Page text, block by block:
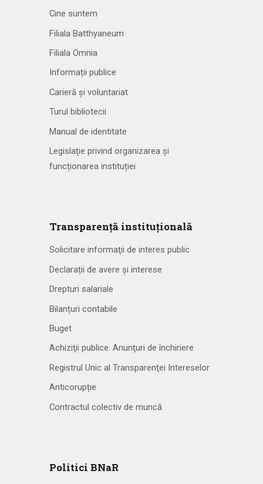
Cine suntem
Filiala Batthyaneum
Filiala Omnia
Informații publice
Carieră și voluntariat
Turul bibliotecii
Manual de identitate
Legislație privind organizarea și
funcționarea instituției
Transparență instituțională
Solicitare informaţii de interes public
Declarații de avere și interese
Drepturi salariale
Bilanțuri contabile
Buget
Achiziţii publice. Anunţuri de închiriere
Registrul Unic al Transparenţei Intereselor
Anticorupție
Contractul colectiv de muncă
Politici BNaR